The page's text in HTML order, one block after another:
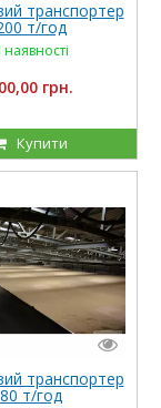
транспортер
т/год
наявності
грн.
Купити
транспортер
80 т/год